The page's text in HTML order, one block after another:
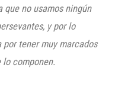
que no usamos ningún
y por lo
tener muy marcados
componen.